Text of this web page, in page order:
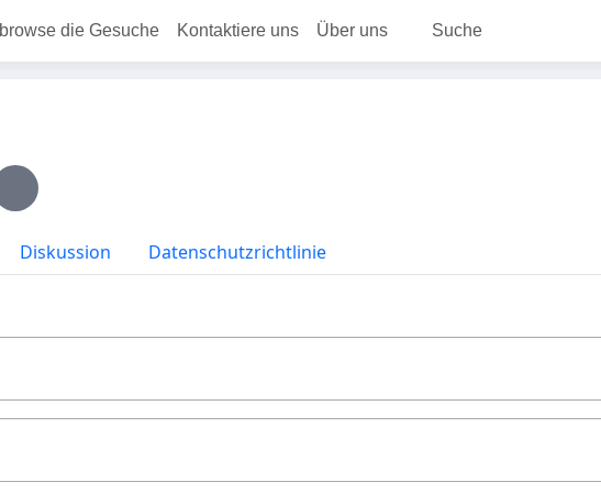
browse die Gesuche Kontaktiere uns Über uns Suche
Diskussion Datenschutzrichtlinie